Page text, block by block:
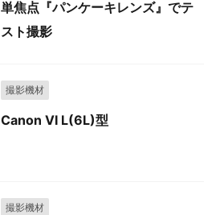
単焦点『パンケーキレンズ』でテ
スト撮影
撮影機材
Canon VI L(6L)型
撮影機材